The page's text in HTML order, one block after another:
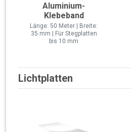
Aluminium-
Klebeband
Länge: 50 Meter | Breite:
35 mm | Für Stegplatten
bis 10 mm
Lichtplatten